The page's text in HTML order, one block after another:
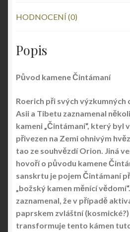
HODNOCENÍ (0)
Popis
Původ kamene Čintámaní
Roerich při svých výzkumných
Asii a Tibetu zaznamenal
kameni „Čintámaní“, který byl
přivezen na Zemi ohnivým
tao ze souhvězdí Orion. Jiná
hovoří o původu kamene
sanskrtu je pojem Čintámaní
„božský kamen měnící
zaznamenal, že v případě
paprskem zvláštní
transformuje tento kámen